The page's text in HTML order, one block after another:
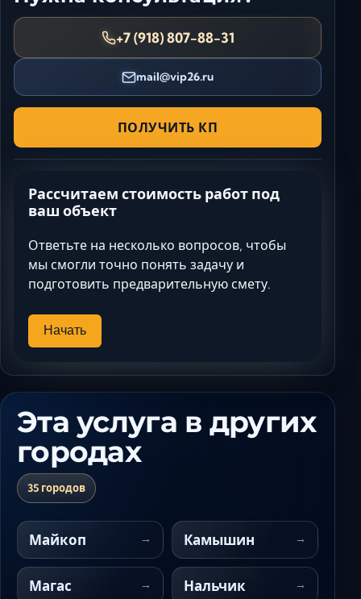
+7 (918) 807-88-31
mail@vip26.ru
ПОЛУЧИТЬ КП
Рассчитаем стоимость работ под
ваш объект
Ответьте на несколько вопросов, чтобы
мы смогли точно понять задачу и
подготовить предварительную смету.
Начать
Эта услуга в других
городах
35 городов
Майкоп Камышин
Магас Нальчик